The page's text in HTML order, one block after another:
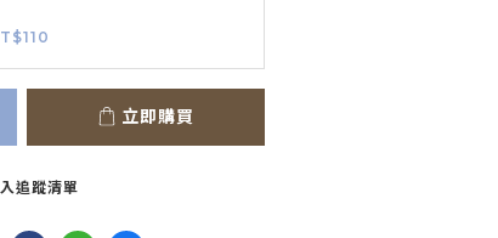
立即購買
追蹤清單